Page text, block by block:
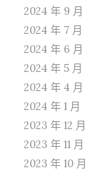
2024 年 9 月
2024 年 7 月
2024 年 6 月
2024 年 5 月
2024 年 4 月
2024 年 1 月
2023 年 12 月
2023 年 11 月
2023 年 10 月